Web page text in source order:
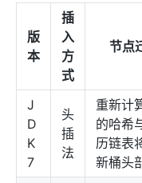
版
本
插
入
方
式
节点
J
D
K
7
头
插
法
重新计
的哈希
历链表
新桶头